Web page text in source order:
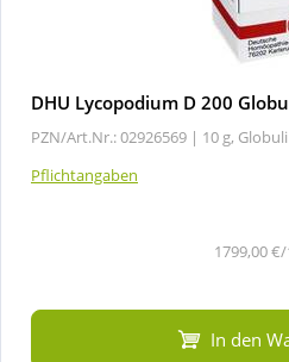
DHU Lycopodium D 200
PZN/Art.Nr.: 02926569 | 10 g, Globuli
Pflichtangaben
1799,00
In den